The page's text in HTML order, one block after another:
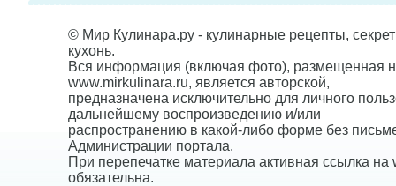
© Мир Кулинара.ру - кулинарные рецепты,
кухонь.
Вся информация (включая фото), размещенная
www.mirkulinara.ru, является авторской,
предназначена исключительно для личного
дальнейшему воспроизведению и/или
распространению в какой-либо форме без
Администрации портала.
При перепечатке материала активная ссылка на
обязательна.